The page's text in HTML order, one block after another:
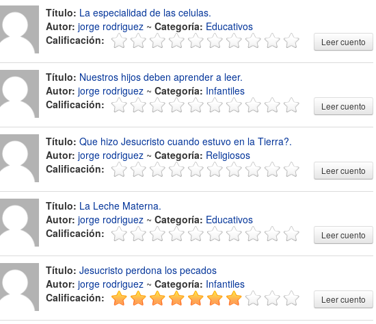
Título: La especialidad de las celulas.
Autor: jorge rodriguez ~ Categoría: Educativos
Calificación:
Leer cuento
Título: Nuestros hijos deben aprender a leer.
Autor: jorge rodriguez ~ Categoría: Infantiles
Calificación:
Leer cuento
Título: Que hizo Jesucristo cuando estuvo en la Tierra?.
Autor: jorge rodriguez ~ Categoría: Religiosos
Calificación:
Leer cuento
Título: La Leche Materna.
Autor: jorge rodriguez ~ Categoría: Educativos
Calificación:
Leer cuento
Título: Jesucristo perdona los pecados
Autor: jorge rodriguez ~ Categoría: Infantiles
Calificación:
Leer cuento